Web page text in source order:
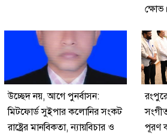
ক্ষোভ।
উচ্ছেদ নয়, আগে পুনর্বাসন:
মিটফোর্ড সুইপার কলোনির সংকট
রাষ্ট্রের মানবিকতা, ন্যায়বিচার ও
পূরণ